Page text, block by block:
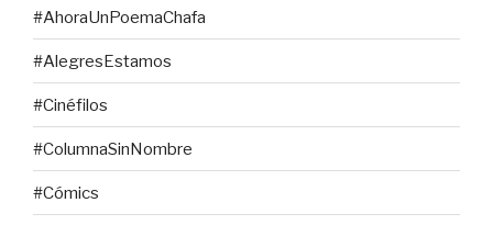
#AhoraUnPoemaChafa
#AlegresEstamos
#Cinéfilos
#ColumnaSinNombre
#Cómics